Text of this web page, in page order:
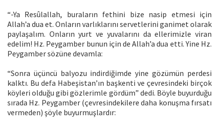
“-Ya Resûlallah, buraların fethini bize nasip etmesi için
Allah’a dua et. Onların varlıklarını servetlerini ganimet olarak
paylaşalım. Onların yurt ve yuvalarını da ellerimizle viran
edelim! Hz. Peygamber bunun için de Allah’a dua etti. Yine Hz.
Peygamber sözüne devamla:
“Sonra üçüncü balyozu indirdiğimde yine gözümün perdesi
kalktı. Bu defa Habeşistan’ın başkenti ve çevresindeki birçok
köyleri olduğu gibi gözlerimle gördüm” dedi. Böyle buyurduğu
sırada Hz. Peygamber (çevresindekilere daha konuşma fırsatı
vermeden) şöyle buyurmuşlardır: